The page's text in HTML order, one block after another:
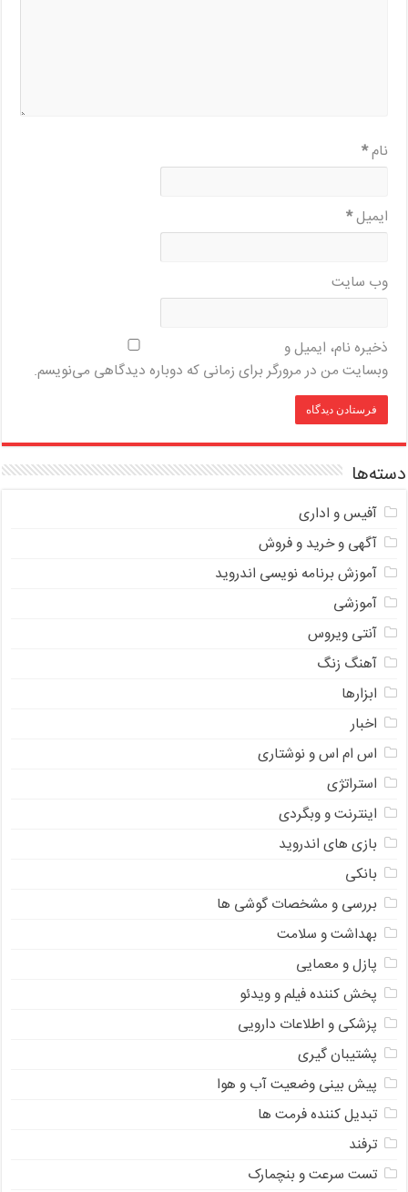
نام*
ایمیل*
وب‌ سایت
ذخیره نام، ایمیل و
وبسایت من در مرورگر برای زمانی که دوباره دیدگاهی می‌نویسم.
دسته‌ها
آفیس و اداری
آگهی و خرید و فروش
آموزش برنامه نویسی اندروید
آموزشی
آنتی ویروس
آهنگ زنگ
ابزارها
اخبار
اس ام اس و نوشتاری
استراتژی
اینترنت و وبگردی
بازی های اندروید
بانکی
بررسی و مشخصات گوشی ها
بهداشت و سلامت
پازل و معمایی
پخش کننده فیلم و ویدئو
پزشکی و اطلاعات دارویی
پشتیبان گیری
پیش بینی وضعیت آب و هوا
تبدیل کننده فرمت ها
ترفند
تست سرعت و بنچمارک